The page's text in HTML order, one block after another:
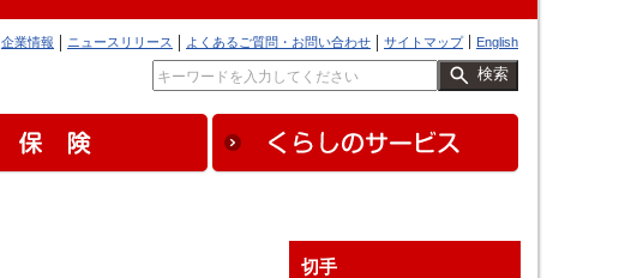
English
サイトマップ
よくあるご質問・お問い合わせ
ニュースリリース
企業情報
検索
切手